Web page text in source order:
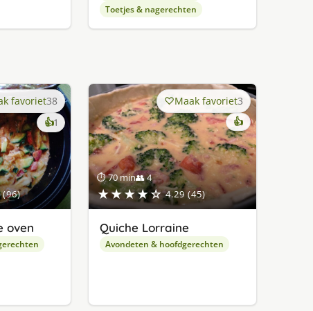
Toetjes & nagerechten
(96)
favoriet38
👍1 keer
lekker
gevonden
oven
⏱ 70 min👥 4
★★★★☆ 4.29 (45)
Maak favoriet3
👍
Quiche Lorraine
Avondeten & hoofdgerechten